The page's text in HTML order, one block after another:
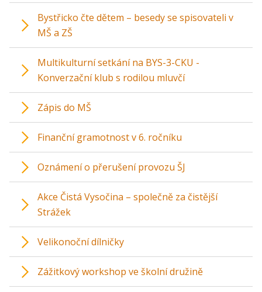
Bystřicko čte dětem – besedy se spisovateli v
MŠ a ZŠ
Multikulturní setkání na BYS-3-CKU -
Konverzační klub s rodilou mluvčí
Zápis do MŠ
Finanční gramotnost v 6. ročníku
Oznámení o přerušení provozu ŠJ
Akce Čistá Vysočina – společně za čistější
Strážek
Velikonoční dílničky
Zážitkový workshop ve školní družině